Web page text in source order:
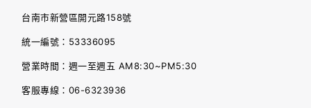
台南市新營區開元路158號
統一編號：53336095
營業時間：週一至週五 AM8:30~PM5:30
客服專線：06-6323936